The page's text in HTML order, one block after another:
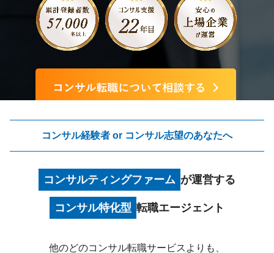
コンサル経験者 or コンサル志望のあなたへ
コンサルティングファーム が運営する
コンサル特化型 転職エージェント
他のどのコンサル転職サービスよりも、